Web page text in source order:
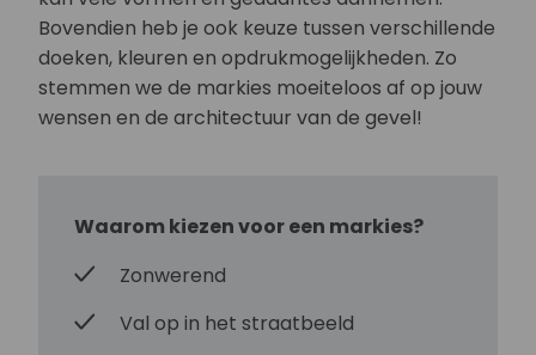
Bovendien heb je ook keuze tussen verschillende
doeken, kleuren en opdrukmogelijkheden. Zo
stemmen we de markies moeiteloos af op jouw
wensen en de architectuur van de gevel!
Waarom kiezen voor een markies?
Zonwerend
Val op in het straatbeeld